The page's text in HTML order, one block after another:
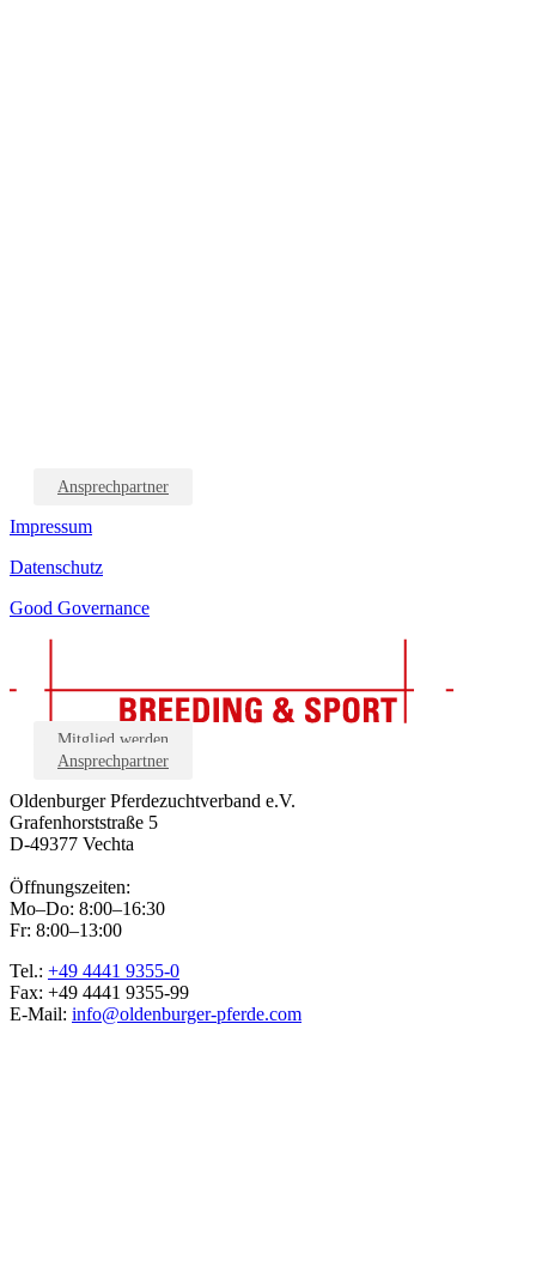
Ansprechpartner
Impressum
Datenschutz
Good Governance
Mitglied werden
Ansprechpartner
Oldenburger Pferdezuchtverband e.V.
Grafenhorststraße 5
D-49377 Vechta
Öffnungszeiten:
Mo–Do: 8:00–16:30
Fr: 8:00–13:00
Tel.: +49 4441 9355-0
Fax: +49 4441 9355-99
E-Mail: info@oldenburger-pferde.com